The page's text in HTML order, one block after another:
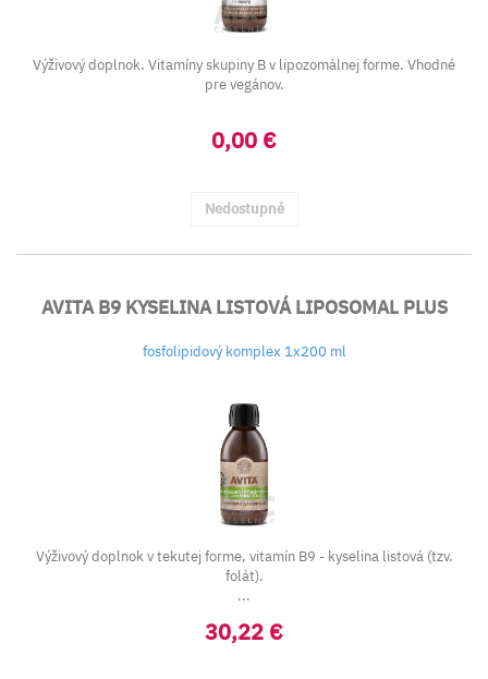
Výživový doplnok. Vitamíny skupiny B v lipozomálnej forme. Vhodné
pre vegánov.
0,00 €
Nedostupné
AVITA B9 KYSELINA LISTOVÁ LIPOSOMAL PLUS
fosfolipidový komplex 1x200 ml
Výživový doplnok v tekutej forme, vitamín B9 - kyselina listová (tzv.
folát).
...
30,22 €